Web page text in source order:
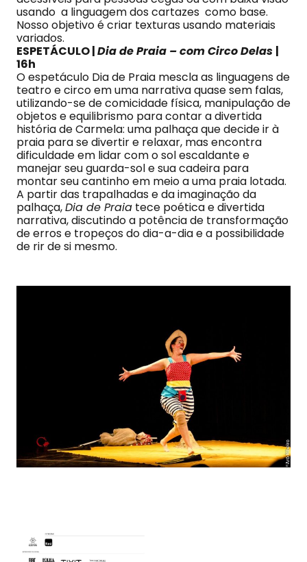
usando a linguagem dos cartazes como base.
Nosso objetivo é criar texturas usando materiais
variados.
ESPETÁCULO |Dia de Praia – com Circo Delas |
16h
O espetáculo Dia de Praia mescla as linguagens de
teatro e circo em uma narrativa quase sem falas,
utilizando-se de comicidade física, manipulação de
objetos e equilibrismo para contar a divertida
história de Carmela: uma palhaça que decide ir à
praia para se divertir e relaxar, mas encontra
dificuldade em lidar com o sol escaldante e
manejar seu guarda-sol e sua cadeira para
montar seu cantinho em meio a uma praia lotada.
A partir das trapalhadas e da imaginação da
palhaça,Dia de Praia tece poética e divertida
narrativa, discutindo a potência de transformação
de erros e tropeços do dia-a-dia e a possibilidade
de rir de si mesmo.